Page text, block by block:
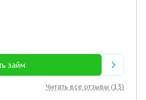
займ
Читать все отзывы (13)